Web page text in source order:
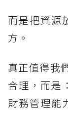
而是把資源
方。
真正值得我
合理，而是
財務管理能